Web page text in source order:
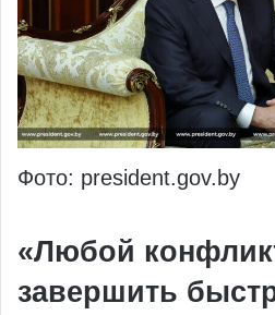
Фото: president.gov.by
«Любой
завершить